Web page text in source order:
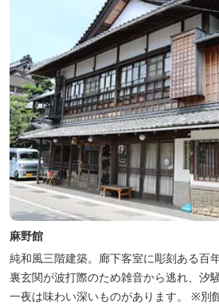
麻野館
純和風三階建築。廊下客室に彫刻ある百
裏玄関が波打際のため雑音から逃れ、汐
一夜は味わい深いものがあります。 ※別館「いろは館」には、エイ